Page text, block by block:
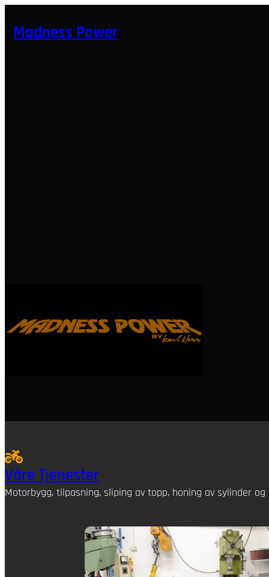
innhold
Madness Power
Våre Tjenester
Motorbygg, tilpasning, sliping av topp, honing av sylinder